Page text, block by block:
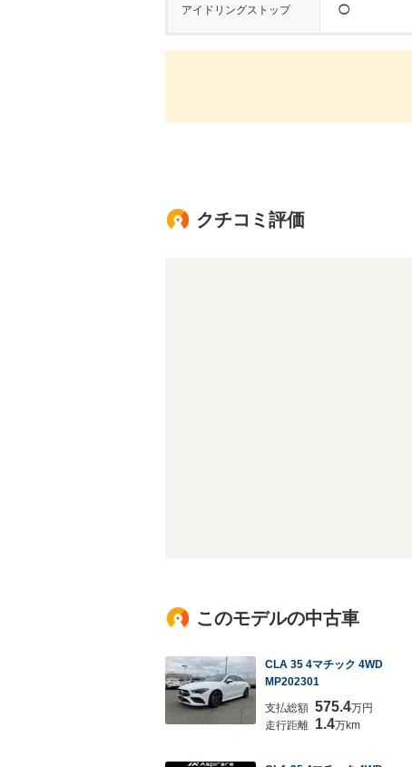
アイドリングストップ ◯
クチコミ評価
このモデルの中古車
CLA 35 4マチック 4WD
MP202301
支払総額 575.4万円
走行距離 1.4万km